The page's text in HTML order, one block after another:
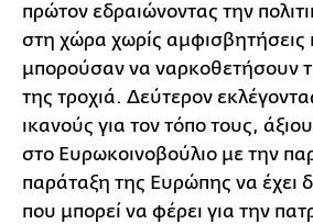
πρώτον εδραιώνοντας την
στη χώρα χωρίς αμφισβητήσεις
μπορούσαν να ναρκοθετήσουν
της τροχιά. Δεύτερον
ικανούς για τον τόπο τους,
στο Ευρωκοινοβούλιο με την
παράταξη της Ευρώπης να έχει
που μπορεί να φέρει για την